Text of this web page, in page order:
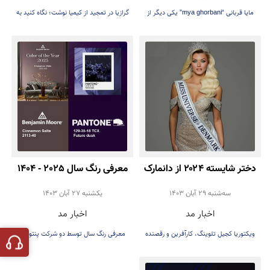
مایا قربانی “mya ghorbani” یکی دیگر از
گرازیا در تمجید از کیمیا نوشت؛ نگاه کنید به
چیزی که اعتقاد دارد گذاشته شده است!
دختر شایسته ۲۰۲۴ از دانمارک
سه‌شنبه 29 آبان 1403
اخبار مد
ویکتوریا کجیل تلوینگ، کارآفرین و رقصنده
معرفی رنگ سال 2025 - 1404
يكشنبه 27 آبان 1403
اخبار مد
معرفی رنگ سال توسط دو شرکت پنتون و